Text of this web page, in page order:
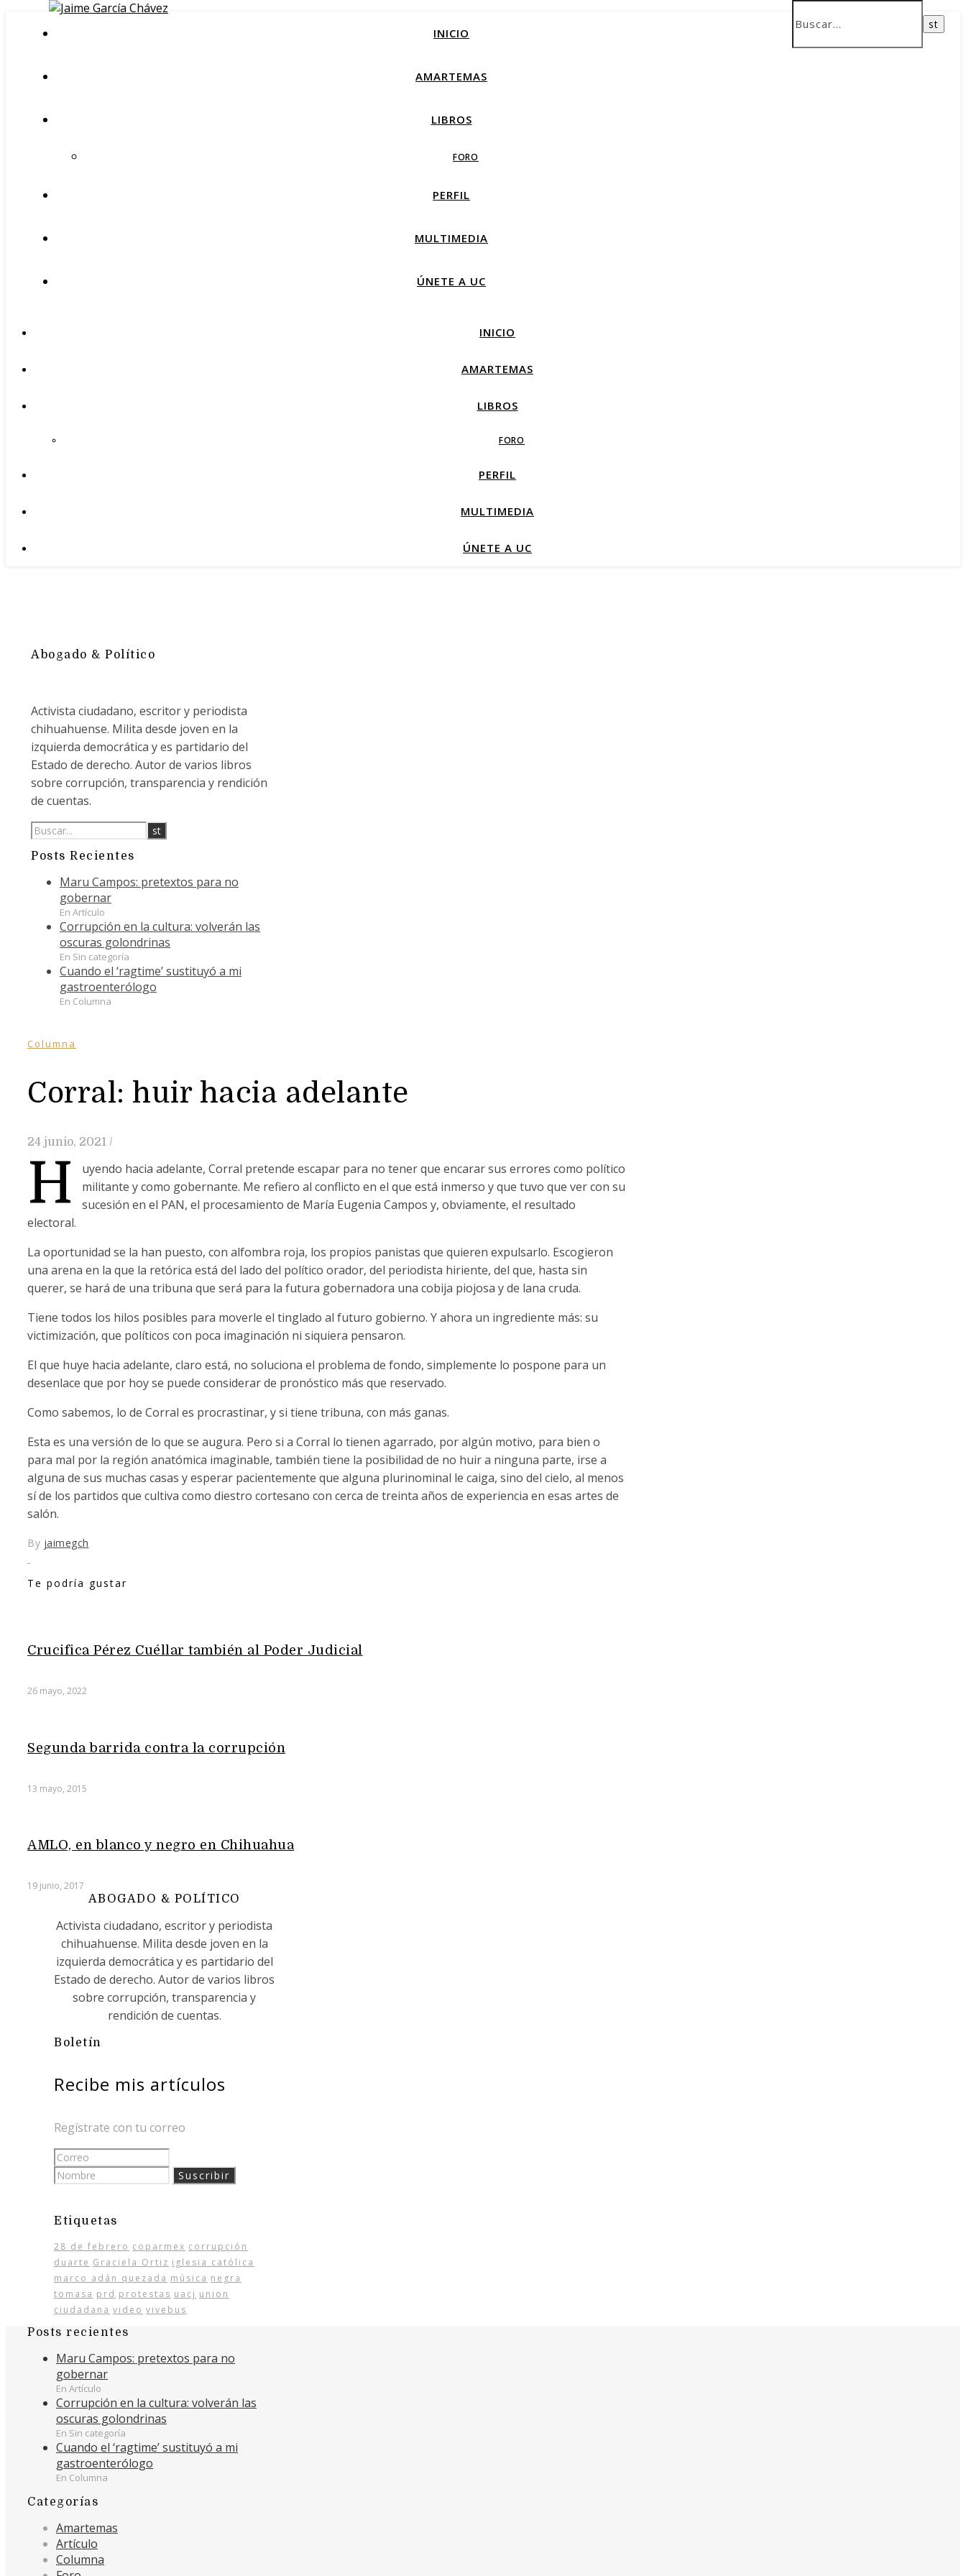
INICIO
AMARTEMAS
LIBROS
FORO
PERFIL
MULTIMEDIA
ÚNETE A UC
INICIO
AMARTEMAS
LIBROS
FORO
PERFIL
MULTIMEDIA
ÚNETE A UC
Abogado & Político
Activista ciudadano, escritor y periodista
chihuahuense. Milita desde joven en la
izquierda democrática y es partidario del
Estado de derecho. Autor de varios libros
sobre corrupción, transparencia y rendición
de cuentas.
Posts Recientes
Maru Campos: pretextos para no
gobernar
En Artículo
Corrupción en la cultura: volverán las
oscuras golondrinas
En Sin categoría
Cuando el ‘ragtime’ sustituyó a mi
gastroenterólogo
En Columna
Columna
Corral: huir hacia adelante
24 junio, 2021 /
H
uyendo hacia adelante, Corral pretende escapar para no tener que encarar sus errores como político
militante y como gobernante. Me refiero al conflicto en el que está inmerso y que tuvo que ver con su
sucesión en el PAN, el procesamiento de María Eugenia Campos y, obviamente, el resultado
electoral.
La oportunidad se la han puesto, con alfombra roja, los propios panistas que quieren expulsarlo. Escogieron
una arena en la que la retórica está del lado del político orador, del periodista hiriente, del que, hasta sin
querer, se hará de una tribuna que será para la futura gobernadora una cobija piojosa y de lana cruda.
Tiene todos los hilos posibles para moverle el tinglado al futuro gobierno. Y ahora un ingrediente más: su
victimización, que políticos con poca imaginación ni siquiera pensaron.
El que huye hacia adelante, claro está, no soluciona el problema de fondo, simplemente lo pospone para un
desenlace que por hoy se puede considerar de pronóstico más que reservado.
Como sabemos, lo de Corral es procrastinar, y si tiene tribuna, con más ganas.
Esta es una versión de lo que se augura. Pero si a Corral lo tienen agarrado, por algún motivo, para bien o
para mal por la región anatómica imaginable, también tiene la posibilidad de no huir a ninguna parte, irse a
alguna de sus muchas casas y esperar pacientemente que alguna plurinominal le caiga, sino del cielo, al menos
sí de los partidos que cultiva como diestro cortesano con cerca de treinta años de experiencia en esas artes de
salón.
By jaimegch
Te podría gustar
Crucifica Pérez Cuéllar también al Poder Judicial
26 mayo, 2022
Segunda barrida contra la corrupción
13 mayo, 2015
AMLO, en blanco y negro en Chihuahua
19 junio, 2017
ABOGADO & POLÍTICO
Activista ciudadano, escritor y periodista
chihuahuense. Milita desde joven en la
izquierda democrática y es partidario del
Estado de derecho. Autor de varios libros
sobre corrupción, transparencia y
rendición de cuentas.
Boletín
Recibe mis artículos
Regístrate con tu correo
Etiquetas
28 de febrero coparmex corrupción
duarte Graciela Ortiz iglesia católica
marco adán quezada música negra
tomasa prd protestas uacj union
ciudadana video vivebus
Posts recientes
Maru Campos: pretextos para no
gobernar
En Artículo
Corrupción en la cultura: volverán las
oscuras golondrinas
En Sin categoría
Cuando el ‘ragtime’ sustituyó a mi
gastroenterólogo
En Columna
Categorías
Amartemas
Artículo
Columna